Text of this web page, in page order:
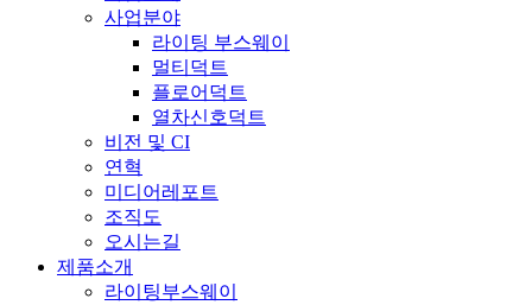
사업분야
라이팅 부스웨이
멀티덕트
플로어덕트
열차신호덕트
비전 및 CI
연혁
미디어레포트
조직도
오시는길
제품소개
라이팅부스웨이